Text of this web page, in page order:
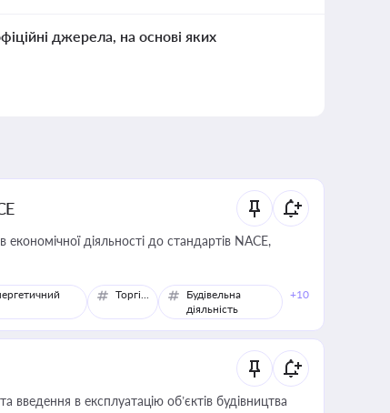
джерела, на основі яких
економічної діяльності до стандартів NACE,
Торгівля
Будівельна
діяльність
+10
в експлуатацію об’єктів будівництва